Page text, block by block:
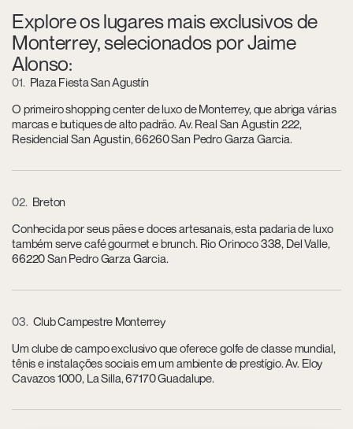
Explore os lugares mais exclusivos de
Monterrey, selecionados por Jaime
Alonso:
01
Plaza Fiesta San Agustín
O primeiro shopping center de luxo de Monterrey, que abriga várias
marcas e butiques de alto padrão. Av. Real San Agustin 222,
Residencial San Agustin, 66260 San Pedro Garza Garcia.
02 Breton
Conhecida por seus pães e doces artesanais, esta padaria de luxo
também serve café gourmet e brunch. Rio Orinoco 338, Del Valle,
66220 San Pedro Garza Garcia.
03 Club Campestre Monterrey
Um clube de campo exclusivo que oferece golfe de classe mundial,
tênis e instalações sociais em um ambiente de prestígio. Av. Eloy
Cavazos 1000, La Silla, 67170 Guadalupe.